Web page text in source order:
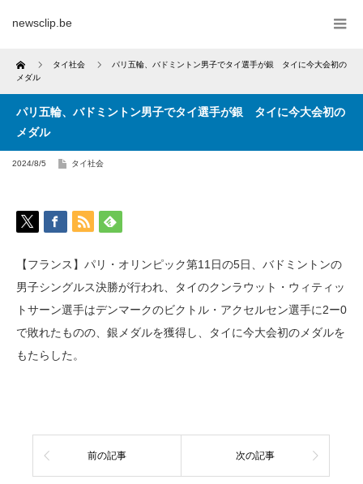
newsclip.be
Home タイ社会
パリ五輪、バドミントン男子でタイ選手が銀 タイに今大会初の
メダル
パリ五輪、バドミントン男子でタイ選手が銀 タイに今大会初の
メダル
2024/8/5 タイ社会
【フランス】パリ・オリンピック第11日の5日、バドミントンの
男子シングルス決勝が行われ、タイのクンラウット・ウィティッ
トサーン選手はデンマークのビクトル・アクセルセン選手に2ー0
で敗れたものの、銀メダルを獲得し、タイに今大会初のメダルを
もたらした。
前の記事 次の記事